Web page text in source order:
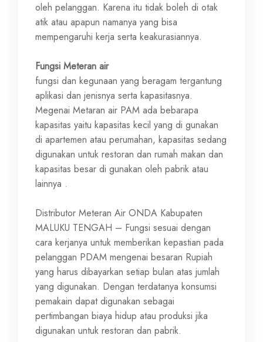
oleh pelanggan. Karena itu tidak boleh di otak
atik atau apapun namanya yang bisa
mempengaruhi kerja serta keakurasiannya.
Fungsi Meteran air
fungsi dan kegunaan yang beragam tergantung
aplikasi dan jenisnya serta kapasitasnya.
Megenai Metaran air PAM ada bebarapa
kapasitas yaitu kapasitas kecil yang di gunakan
di apartemen atau perumahan, kapasitas sedang
digunakan untuk restoran dan rumah makan dan
kapasitas besar di gunakan oleh pabrik atau
lainnya .
Distributor Meteran Air ONDA Kabupaten
MALUKU TENGAH – Fungsi sesuai dengan
cara kerjanya untuk memberikan kepastian pada
pelanggan PDAM mengenai besaran Rupiah
yang harus dibayarkan setiap bulan atas jumlah
yang digunakan. Dengan terdatanya konsumsi
pemakain dapat digunakan sebagai
pertimbangan biaya hidup atau produksi jika
digunakan untuk restoran dan pabrik.